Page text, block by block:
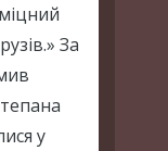
За
у